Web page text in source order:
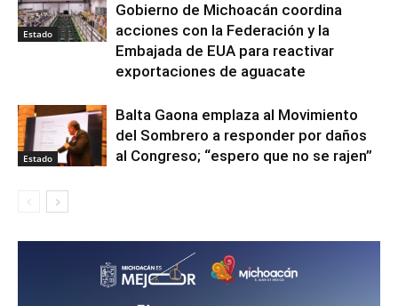
Estado
Gobierno de Michoacán coordina
acciones con la Federación y la
Embajada de EUA para reactivar
exportaciones de aguacate
Estado
Balta Gaona emplaza al Movimiento
del Sombrero a responder por daños
al Congreso; “espero que no se rajen”